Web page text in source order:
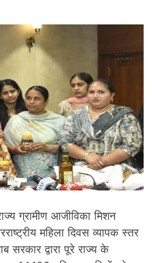
ग्रामीण आजीविका मिशन
महिला दिवस व्यापक स्तर
सरकार द्वारा पूरे राज्य के